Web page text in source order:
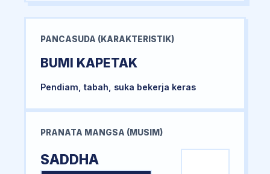
PANCASUDA (KARAKTERISTIK)
BUMI KAPETAK
Pendiam, tabah, suka bekerja keras
PRANATA MANGSA (MUSIM)
SADDHA